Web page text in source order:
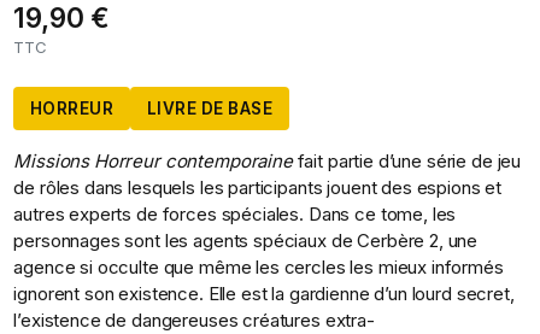
19,90 €
TTC
HORREUR LIVRE DE BASE
Missions Horreur contemporainefait partie d’une série de jeu
de rôles dans lesquels les participants jouent des espions et
autres experts de forces spéciales. Dans ce tome, les
personnages sont les agents spéciaux de Cerbère 2, une
agence si occulte que même les cercles les mieux informés
ignorent son existence. Elle est la gardienne d’un lourd secret,
l’existence de dangereuses créatures extra-